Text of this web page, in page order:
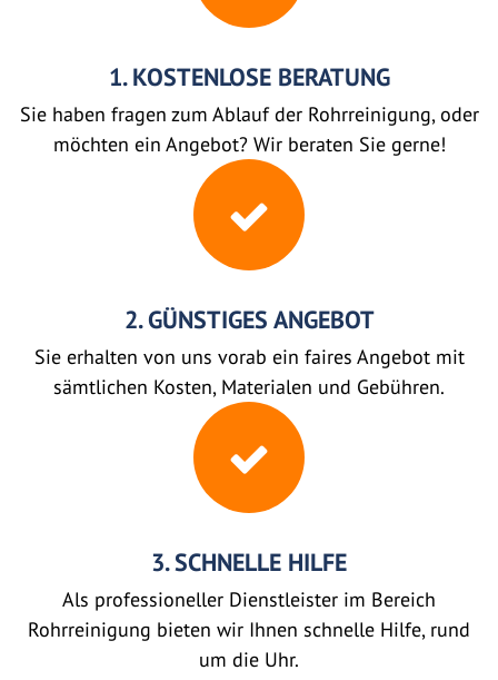
1. KOSTENLOSE BERATUNG
Sie haben fragen zum Ablauf der Rohrreinigung, oder
möchten ein Angebot? Wir beraten Sie gerne!
2. GÜNSTIGES ANGEBOT
Sie erhalten von uns vorab ein faires Angebot mit
sämtlichen Kosten, Materialen und Gebühren.
3. SCHNELLE HILFE
Als professioneller Dienstleister im Bereich
Rohrreinigung bieten wir Ihnen schnelle Hilfe, rund
um die Uhr.